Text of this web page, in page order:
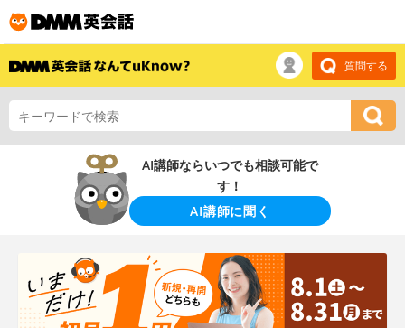
質問する
AI講師ならいつでも相談可能で
す！
AI講師に聞く